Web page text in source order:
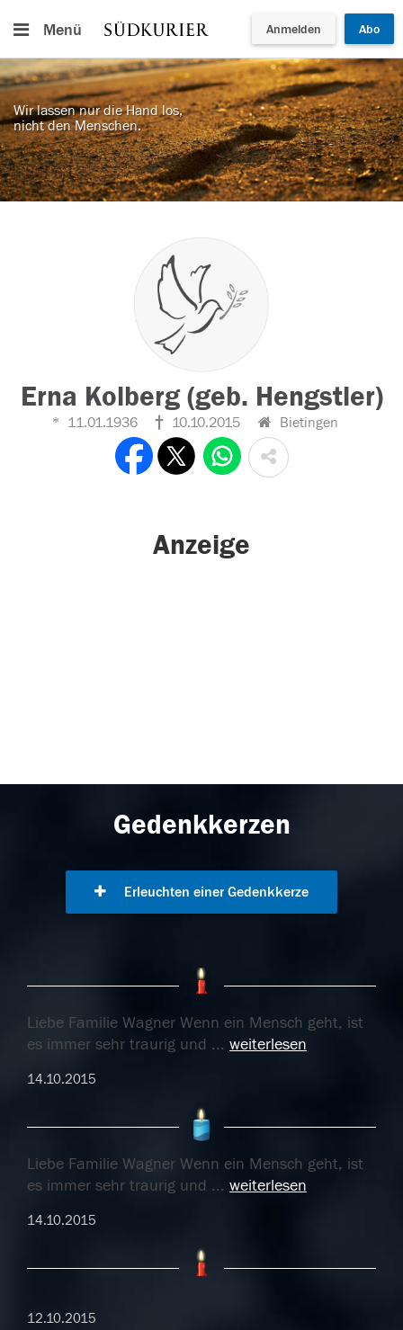
Menü Anmelden Abo
Wir lassen nur die Hand los,
nicht den Menschen.
Erna Kolberg (geb. Hengstler)
11.01.1936 10.10.2015 Bietingen
Anzeige
Gedenkkerzen
Erleuchten einer Gedenkkerze
Liebe Familie Wagner Wenn ein Mensch geht, ist
es immer sehr traurig und ... weiterlesen
14.10.2015
Liebe Familie Wagner Wenn ein Mensch geht, ist
es immer sehr traurig und ... weiterlesen
14.10.2015
12.10.2015